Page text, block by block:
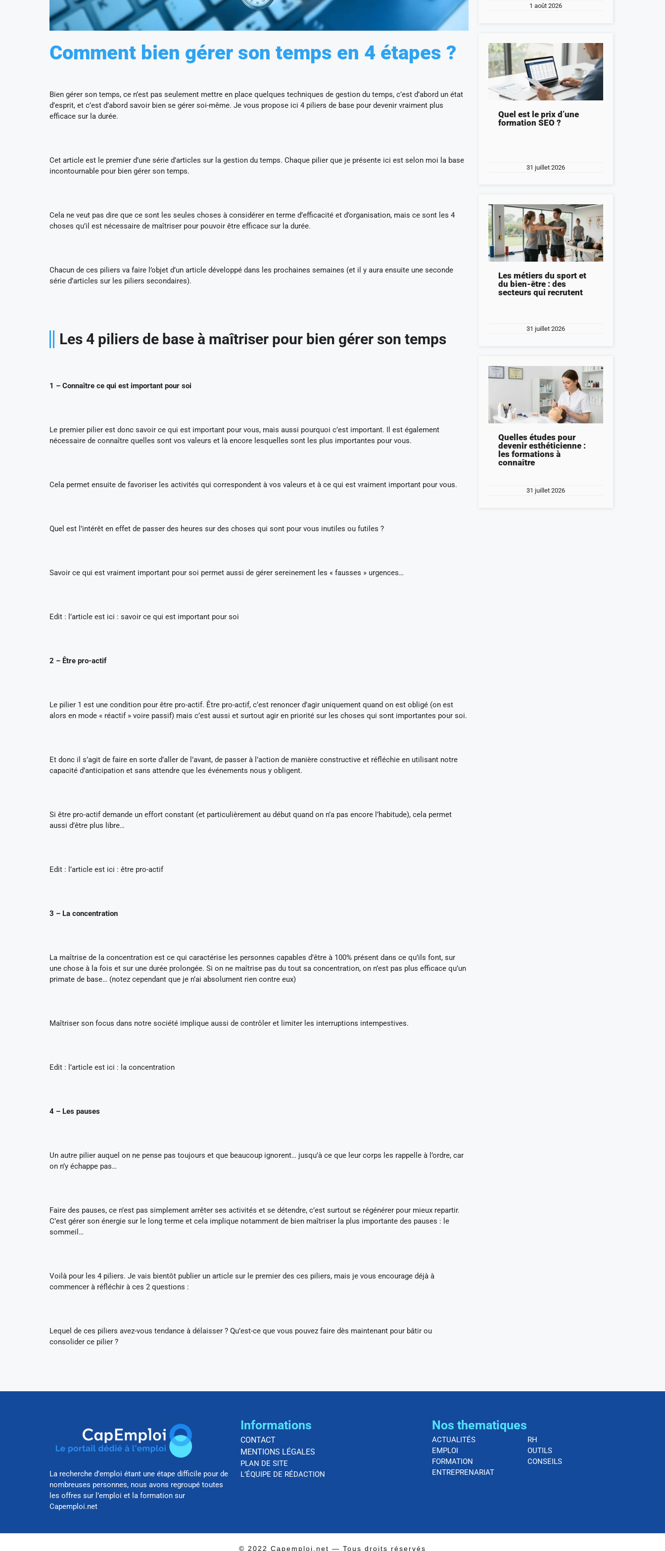
Comment bien gérer son temps en 4 étapes ?
Bien gérer son temps, ce n’est pas seulement mettre en place quelques techniques de gestion du temps, c’est d’abord un état
d’esprit, et c’est d’abord savoir bien se gérer soi-même. Je vous propose ici 4 piliers de base pour devenir vraiment plus
efficace sur la durée.
Cet article est le premier d’une série d’articles sur la gestion du temps. Chaque pilier que je présente ici est selon moi la base
incontournable pour bien gérer son temps.
Cela ne veut pas dire que ce sont les seules choses à considérer en terme d’efficacité et d’organisation, mais ce sont les 4
choses qu’il est nécessaire de maîtriser pour pouvoir être efficace sur la durée.
Chacun de ces piliers va faire l’objet d’un article développé dans les prochaines semaines (et il y aura ensuite une seconde
série d’articles sur les piliers secondaires).
Les 4 piliers de base à maîtriser pour bien gérer son temps
1 – Connaître ce qui est important pour soi
Le premier pilier est donc savoir ce qui est important pour vous, mais aussi pourquoi c’est important. Il est également
nécessaire de connaître quelles sont vos valeurs et là encore lesquelles sont les plus importantes pour vous.
Cela permet ensuite de favoriser les activités qui correspondent à vos valeurs et à ce qui est vraiment important pour vous.
Quel est l’intérêt en effet de passer des heures sur des choses qui sont pour vous inutiles ou futiles ?
Savoir ce qui est vraiment important pour soi permet aussi de gérer sereinement les « fausses » urgences…
Edit : l’article est ici : savoir ce qui est important pour soi
2 – Être pro-actif
Le pilier 1 est une condition pour être pro-actif. Être pro-actif, c’est renoncer d’agir uniquement quand on est obligé (on est
alors en mode « réactif » voire passif) mais c’est aussi et surtout agir en priorité sur les choses qui sont importantes pour soi.
Et donc il s’agit de faire en sorte d’aller de l’avant, de passer à l’action de manière constructive et réfléchie en utilisant notre
capacité d’anticipation et sans attendre que les événements nous y obligent.
Si être pro-actif demande un effort constant (et particulièrement au début quand on n’a pas encore l’habitude), cela permet
aussi d’être plus libre…
Edit : l’article est ici : être pro-actif
3 – La concentration
La maîtrise de la concentration est ce qui caractérise les personnes capables d’être à 100% présent dans ce qu’ils font, sur
une chose à la fois et sur une durée prolongée. Si on ne maîtrise pas du tout sa concentration, on n’est pas plus efficace qu’un
primate de base… (notez cependant que je n’ai absolument rien contre eux)
Maîtriser son focus dans notre société implique aussi de contrôler et limiter les interruptions intempestives.
Edit : l’article est ici : la concentration
4 – Les pauses
Un autre pilier auquel on ne pense pas toujours et que beaucoup ignorent… jusqu’à ce que leur corps les rappelle à l’ordre, car
on n’y échappe pas…
Faire des pauses, ce n’est pas simplement arrêter ses activités et se détendre, c’est surtout se régénérer pour mieux repartir.
C’est gérer son énergie sur le long terme et cela implique notamment de bien maîtriser la plus importante des pauses : le
sommeil…
Voilà pour les 4 piliers. Je vais bientôt publier un article sur le premier des ces piliers, mais je vous encourage déjà à
commencer à réfléchir à ces 2 questions :
Lequel de ces piliers avez-vous tendance à délaisser ? Qu’est-ce que vous pouvez faire dès maintenant pour bâtir ou
consolider ce pilier ?
1 août 2026
Quel est le prix d’une
formation SEO ?
31 juillet 2026
Les métiers du sport et
du bien-être : des
secteurs qui recrutent
31 juillet 2026
Quelles études pour
devenir esthéticienne :
les formations à
connaître
31 juillet 2026
La recherche d’emploi étant une étape difficile pour de
nombreuses personnes, nous avons regroupé toutes
les offres sur l’emploi et la formation sur
Capemploi.net
Informations
CONTACT
MENTIONS LÉGALES
PLAN DE SITE
L’ÉQUIPE DE RÉDACTION
Nos thematiques
ACTUALITÉS
EMPLOI
FORMATION
ENTREPRENARIAT
RH
OUTILS
CONSEILS
© 2022 Capemploi.net — Tous droits réservés